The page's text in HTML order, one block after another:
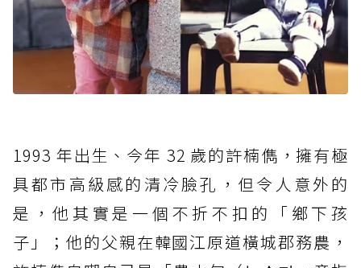
1993 年出生、今年 32 歲的許楠儁，擁有極
具都市高級感的清冷臉孔，但令人意外的
是，他其實是一個不折不扣的「鄉下孩
子」；他的父親在韓國江原道橫城郡務農，